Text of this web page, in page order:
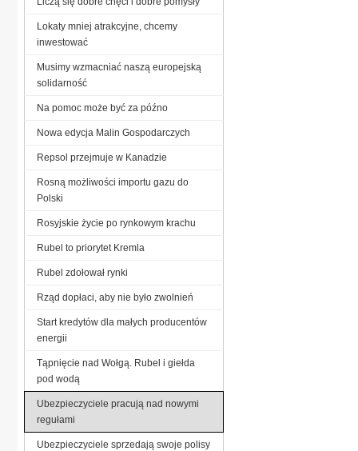
Lokaty mniej atrakcyjne, chcemy
inwestować
Musimy wzmacniać naszą europejską
solidarność
Na pomoc może być za późno
Nowa edycja Malin Gospodarczych
Repsol przejmuje w Kanadzie
Rosną możliwości importu gazu do
Polski
Rosyjskie życie po rynkowym krachu
Rubel to priorytet Kremla
Rubel zdołował rynki
Rząd dopłaci, aby nie było zwolnień
Start kredytów dla małych producentów
energii
Tąpnięcie nad Wołgą. Rubel i giełda
pod wodą
Ubezpieczyciele pracują nad nowymi
regułami
Ubezpieczyciele sprzedają swoje polisy